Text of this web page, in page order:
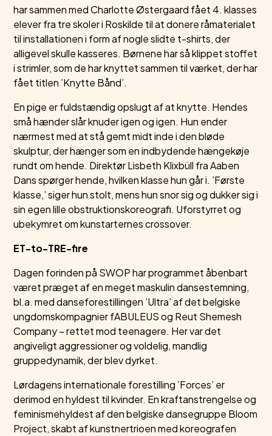
har sammen med Charlotte Østergaard fået 4. klasses
elever fra tre skoler i Roskilde til at donere råmaterialet
til installationen i form af nogle slidte t-shirts, der
alligevel skulle kasseres. Børnene har så klippet stoffet
i strimler, som de har knyttet sammen til værket, der har
fået titlen ’Knytte Bånd’.
En pige er fuldstændig opslugt af at knytte. Hendes
små hænder slår knuder igen og igen. Hun ender
nærmest med at stå gemt midt inde i den bløde
skulptur, der hænger som en indbydende hængekøje
rundt om hende. Direktør Lisbeth Klixbüll fra Aaben
Dans spørger hende, hvilken klasse hun går i. ’Første
klasse,’ siger hun stolt, mens hun snor sig og dukker sig i
sin egen lille obstruktionskoreografi. Uforstyrret og
ubekymret om kunstarternes crossover.
ET-to-TRE-fire
Dagen forinden på SWOP har programmet åbenbart
været præget af en meget maskulin dansestemning,
bl.a. med danseforestillingen ’Ultra’ af det belgiske
ungdomskompagnier fABULEUS og Reut Shemesh
Company – rettet mod teenagere. Her var det
angiveligt aggressioner og voldelig, mandlig
gruppedynamik, der blev dyrket.
Lørdagens internationale forestilling ’Forces’ er
derimod en hyldest til kvinder. En kraftanstrengelse og
feminismehyldest af den belgiske dansegruppe Bloom
Project, skabt af kunstnertrioen med koreografen